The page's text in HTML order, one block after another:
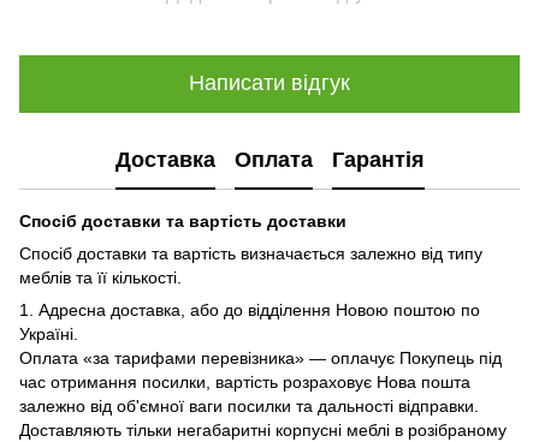
Написати відгук
Доставка Оплата Гарантія
Спосіб доставки та вартість доставки
Спосіб доставки та вартість визначається залежно від типу
меблів та її кількості.
1. Адресна доставка, або до відділення Новою поштою по
Україні.
Оплата «за тарифами перевізника» — оплачує Покупець під
час отримання посилки, вартість розраховує Нова пошта
залежно від об'ємної ваги посилки та дальності відправки.
Доставляють тільки негабаритні корпусні меблі в розібраному